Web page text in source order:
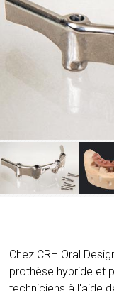
Chez CRH Oral
prothèse hybride et